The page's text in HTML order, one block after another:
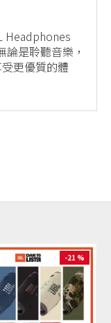
Headphones
是聆聽音樂，
更優質的體
-21 %